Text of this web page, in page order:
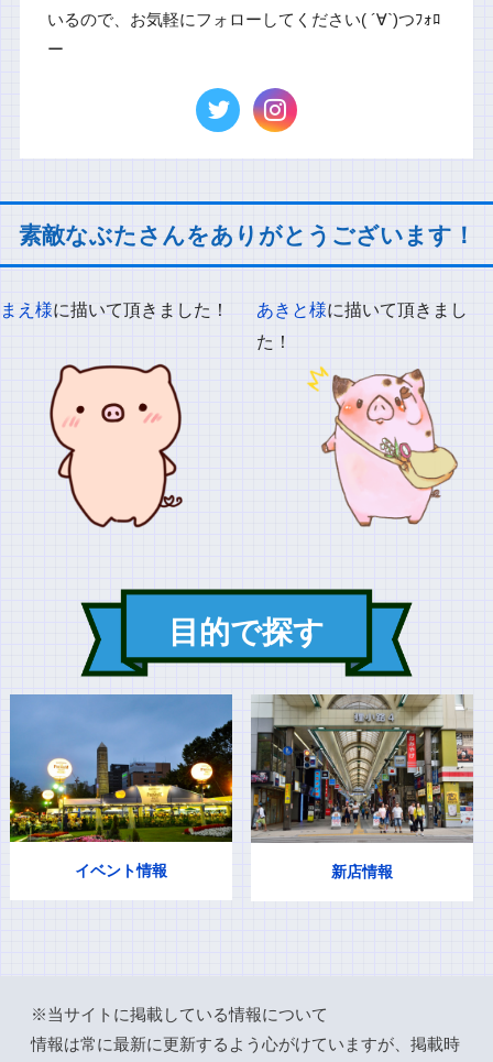
いるので、お気軽にフォローしてください( ´∀`)つﾌｫﾛ
ー
素敵なぶたさんをありがとうございます！
まえ様に描いて頂きました！ あきと様に描いて頂きまし
た！
目的で探す
イベント情報 新店情報
※当サイトに掲載している情報について
情報は常に最新に更新するよう心がけていますが、掲載時